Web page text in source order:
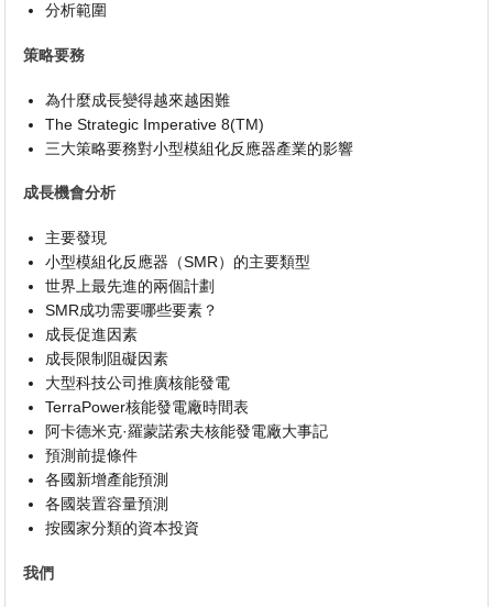
分析範圍
策略要務
為什麼成長變得越來越困難
The Strategic Imperative 8(TM)
三大策略要務對小型模組化反應器產業的影響
成長機會分析
主要發現
小型模組化反應器（SMR）的主要類型
世界上最先進的兩個計劃
SMR成功需要哪些要素？
成長促進因素
成長限制阻礙因素
大型科技公司推廣核能發電
TerraPower核能發電廠時間表
阿卡德米克·羅蒙諾索夫核能發電廠大事記
預測前提條件
各國新增產能預測
各國裝置容量預測
按國家分類的資本投資
我們